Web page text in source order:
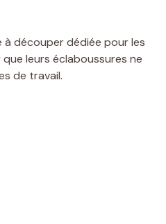
à découper dédiée pour les
leurs éclaboussures ne
de travail.